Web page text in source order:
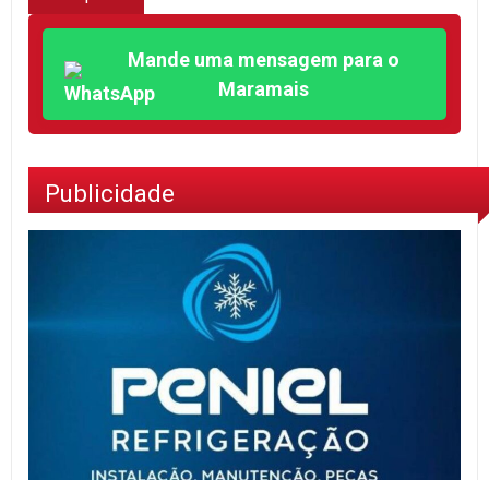
Mande uma mensagem para o
Maramais
Publicidade